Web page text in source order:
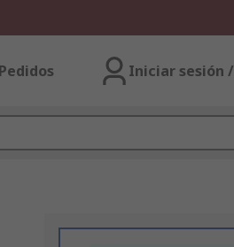
Iniciar sesión